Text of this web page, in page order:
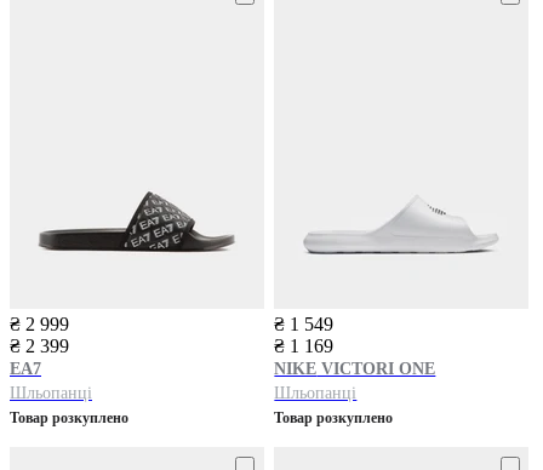
₴ 2 999
₴ 2 399
EA7
Шльопанці
Товар розкуплено
₴ 1 549
₴ 1 169
NIKE VICTORI ONE
Шльопанці
Товар розкуплено